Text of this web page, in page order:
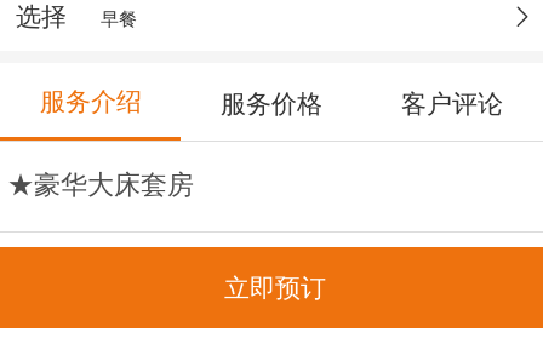
选择 早餐
服务介绍 服务价格 客户评论
★豪华大床套房
立即预订